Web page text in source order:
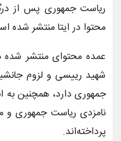
محتوا در ایتا منتشر شده
عمده محتوای منتشر شده
شهید رییسی و لزوم
جمهوری دارد، همچنین به
نامزدی ریاست جمهوری و
پرداخته‌اند.